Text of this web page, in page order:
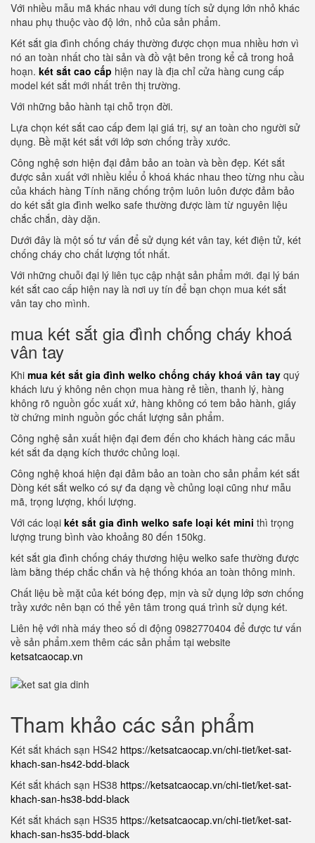
Với nhiều mẫu mã khác nhau với dung tích sử dụng lớn nhỏ khác
nhau phụ thuộc vào độ lớn, nhỏ của sản phẩm.
Két sắt gia đình chống cháy thường được chọn mua nhiều hơn vì
nó an toàn nhất cho tài sản và đồ vật bên trong kể cả trong hoả
hoạn. két sắt cao cấp hiện nay là địa chỉ cửa hàng cung cấp
model két sắt mới nhất trên thị trường.
Với những bảo hành tại chỗ trọn đời.
Lựa chọn két sắt cao cấp đem lại giá trị, sự an toàn cho người sử
dụng. Bề mặt két sắt với lớp sơn chống trầy xước.
Công nghệ sơn hiện đại đảm bảo an toàn và bền đẹp. Két sắt
được sản xuất với nhiều kiểu ổ khoá khác nhau theo từng nhu cầu
của khách hàng Tính năng chống trộm luôn luôn được đảm bảo
do két sắt gia đình welko safe thường được làm từ nguyên liệu
chắc chắn, dày dặn.
Dưới đây là một số tư vấn để sử dụng két vân tay, két điện tử, két
chống cháy cho chất lượng tốt nhất.
Với những chuỗi đại lý liên tục cập nhật sản phẩm mới. đại lý bán
két sắt cao cấp hiện nay là nơi uy tín để bạn chọn mua két sắt
vân tay cho mình.
mua két sắt gia đình chống cháy khoá
vân tay
Khi mua két sắt gia đình welko chống cháy khoá vân tay quý
khách lưu ý không nên chọn mua hàng rẻ tiền, thanh lý, hàng
không rõ nguồn gốc xuất xứ, hàng không có tem bảo hành, giấy
tờ chứng minh nguồn gốc chất lượng sản phẩm.
Công nghệ sản xuất hiện đại đem đến cho khách hàng các mẫu
két sắt đa dạng kích thước chủng loại.
Công nghệ khoá hiện đại đảm bảo an toàn cho sản phẩm két sắt
Dòng két sắt welko có sự đa dạng về chủng loại cũng như mẫu
mã, trọng lượng, khối lượng.
Với các loại két sắt gia đình welko safe loại két mini thì trọng
lượng trung bình vào khoảng 80 đến 150kg.
két sắt gia đình chống cháy thương hiệu welko safe thường được
làm bằng thép chắc chắn và hệ thống khóa an toàn thông minh.
Chất liệu bề mặt của két bóng đẹp, mịn và sử dụng lớp sơn chống
trầy xước nên bạn có thể yên tâm trong quá trình sử dụng két.
Liên hệ với nhà máy theo số di động 0982770404 để được tư vấn
về sản phẩm.xem thêm các sản phẩm tại website
ketsatcaocap.vn
Tham khảo các sản phẩm
Két sắt khách sạn HS42 https://ketsatcaocap.vn/chi-tiet/ket-sat-
khach-san-hs42-bdd-black
Két sắt khách sạn HS38 https://ketsatcaocap.vn/chi-tiet/ket-sat-
khach-san-hs38-bdd-black
Két sắt khách sạn HS35 https://ketsatcaocap.vn/chi-tiet/ket-sat-
khach-san-hs35-bdd-black